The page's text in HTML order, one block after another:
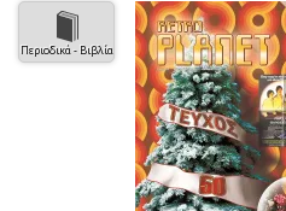
Περιοδικά - Βιβλία